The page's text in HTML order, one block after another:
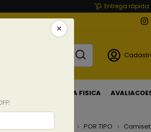
Entrega rápida
LOJA FISICA
CAMISETAS POR TIPO